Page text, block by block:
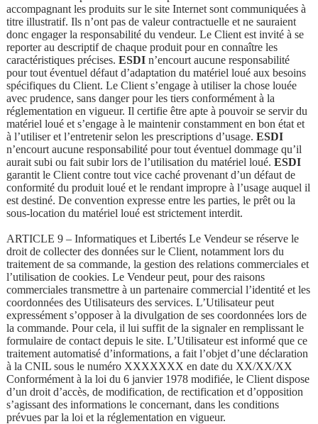
accompagnant les produits sur le site Internet sont communiquées à
titre illustratif. Ils n’ont pas de valeur contractuelle et ne sauraient
donc engager la responsabilité du vendeur. Le Client est invité à se
reporter au descriptif de chaque produit pour en connaître les
caractéristiques précises. ESDIn’encourt aucune responsabilité
pour tout éventuel défaut d’adaptation du matériel loué aux besoins
spécifiques du Client. Le Client s’engage à utiliser la chose louée
avec prudence, sans danger pour les tiers conformément à la
réglementation en vigueur. Il certifie être apte à pouvoir se servir du
matériel loué et s’engage à le maintenir constamment en bon état et
à l’utiliser et l’entretenir selon les prescriptions d’usage. ESDI
n’encourt aucune responsabilité pour tout éventuel dommage qu’il
aurait subi ou fait subir lors de l’utilisation du matériel loué. ESDI
garantit le Client contre tout vice caché provenant d’un défaut de
conformité du produit loué et le rendant impropre à l’usage auquel il
est destiné. De convention expresse entre les parties, le prêt ou la
sous-location du matériel loué est strictement interdit.
ARTICLE 9 – Informatiques et Libertés Le Vendeur se réserve le
droit de collecter des données sur le Client, notamment lors du
traitement de sa commande, la gestion des relations commerciales et
l’utilisation de cookies. Le Vendeur peut, pour des raisons
commerciales transmettre à un partenaire commercial l’identité et les
coordonnées des Utilisateurs des services. L’Utilisateur peut
expressément s’opposer à la divulgation de ses coordonnées lors de
la commande. Pour cela, il lui suffit de la signaler en remplissant le
formulaire de contact depuis le site. L’Utilisateur est informé que ce
traitement automatisé d’informations, a fait l’objet d’une déclaration
à la CNIL sous le numéro XXXXXXX en date du XX/XX/XX
Conformément à la loi du 6 janvier 1978 modifiée, le Client dispose
d’un droit d’accès, de modification, de rectification et d’opposition
s’agissant des informations le concernant, dans les conditions
prévues par la loi et la réglementation en vigueur.